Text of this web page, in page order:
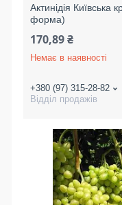
Актинідія Київська
форма)
170,89 ₴
Немає в наявності
+380 (97) 315-28-82
Відділ продажів